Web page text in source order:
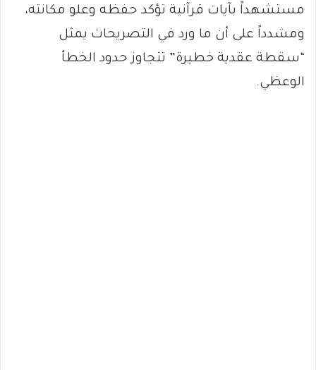
مستشهداً بآيات قرآنية تؤكد حفظه وعلو مكانته،
ومشدداً على أن ما ورد في التصريحات يمثل
“سقطة عقدية خطيرة” تتجاوز حدود الخطأ
الوعظي.